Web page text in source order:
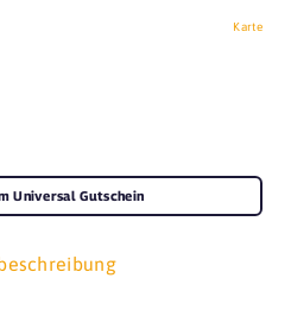
Karte
Universal Gutschein